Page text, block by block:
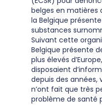
belges en matières
la Belgique
substances
Suivant cette
Belgique présente
plus élevés
disposaient
depuis des années,
n’ont fait que très
problème de santé